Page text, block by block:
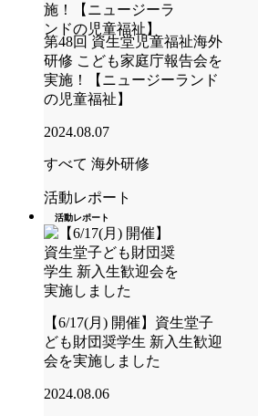
第48回 資生堂児童福祉海外
研修 こども家庭庁報告会を
実施！【ニュージーランド
の児童福祉】
2024.08.07
すべて 海外研修
活動レポート
活動レポート
【6/17(月) 開催】資生堂子
ども財団奨学生 新入生歓迎
会を実施しました
2024.08.06